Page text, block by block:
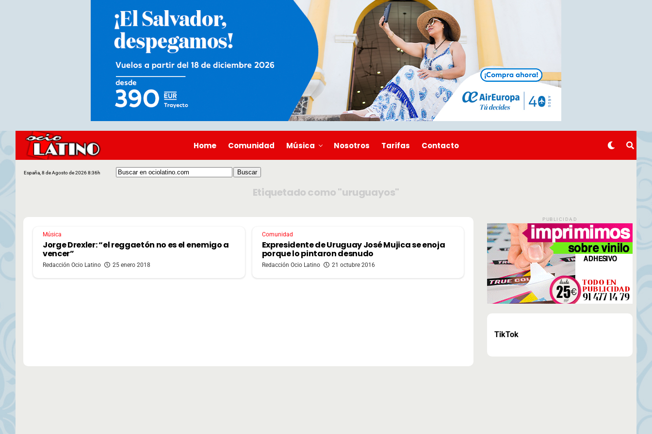
Home Comunidad Música Nosotros Tarifas Contacto
España, 8 de Agosto de 2026 8:36h
Etiquetado como "uruguayos"
Música
Jorge Drexler: “el reggaetón no es el enemigo a
vencer”
Redacción Ocio Latino 25 enero 2018
Comunidad
Expresidente de Uruguay José Mujica se enoja
porque lo pintaron desnudo
Redacción Ocio Latino 21 octubre 2016
PUBLICIDAD
TikTok